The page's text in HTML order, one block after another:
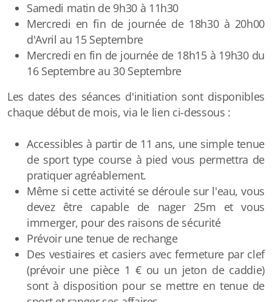
Samedi matin de 9h30 à 11h30
Mercredi en fin de journée de 18h30 à 20h00
d'Avril au 15 Septembre
Mercredi en fin de journée de 18h15 à 19h30 du
16 Septembre au 30 Septembre
Les dates des séances d'initiation sont disponibles
chaque début de mois, via le lien ci-dessous :
Accessibles à partir de 11 ans, une simple tenue
de sport type course à pied vous permettra de
pratiquer agréablement.
Même si cette activité se déroule sur l'eau, vous
devez être capable de nager 25m et vous
immerger, pour des raisons de sécurité
Prévoir une tenue de rechange
Des vestiaires et casiers avec fermeture par clef
(prévoir une pièce 1 € ou un jeton de caddie)
sont à disposition pour se mettre en tenue de